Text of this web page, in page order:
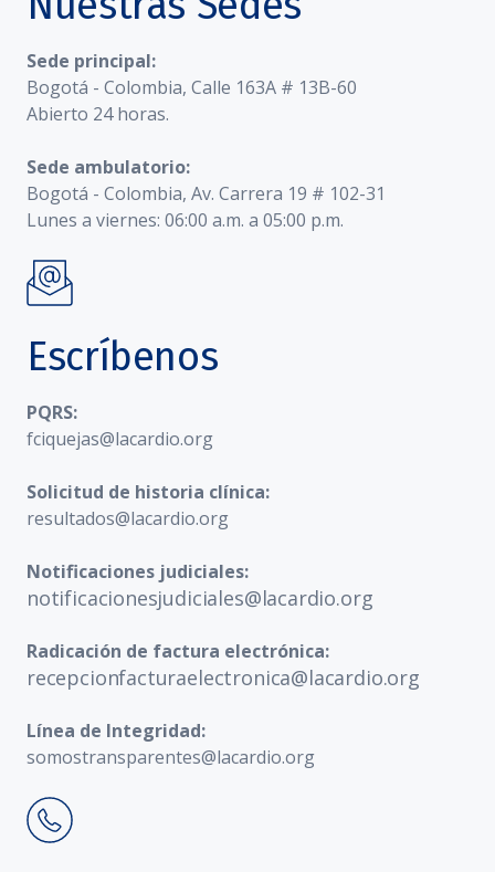
Sede principal:
Bogotá - Colombia, Calle 163A # 13B-60
Abierto 24 horas.
Sede ambulatorio:
Bogotá - Colombia, Av. Carrera 19 # 102-31
Lunes a viernes: 06:00 a.m. a 05:00 p.m.
Escríbenos
PQRS:
fciquejas@lacardio.org
Solicitud de historia clínica:
resultados@lacardio.org
Notificaciones judiciales:
notificacionesjudiciales@lacardio.org
Radicación de factura electrónica:
recepcionfacturaelectronica@lacardio.org
Línea de Integridad:
somostransparentes@lacardio.org